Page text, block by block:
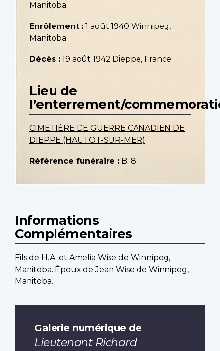
Manitoba
Enrôlement : 1 août 1940 Winnipeg,
Manitoba
Décès : 19 août 1942 Dieppe, France
Lieu de
l’enterrement/
CIMETIÈRE DE GUERRE CANADIEN DE
DIEPPE (HAUTOT-SUR-MER)
Référence funéraire : B. 8.
Informations
Complémentaires
Fils de H.A. et Amelia Wise de Winnipeg,
Manitoba. Époux de Jean Wise de Winnipeg,
Manitoba.
Galerie numérique de
Lieutenant Richard